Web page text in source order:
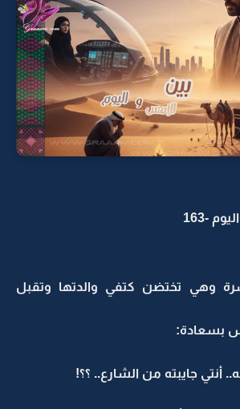
-163
وهي تختضن كتفي والدتها وتقبل
بسعادة:
أنتي جايبته من الشارع.. ؟؟!